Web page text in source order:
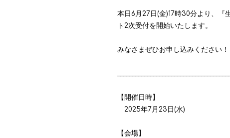
本日 6 月 27 日 (金)17時30分より、『
ト 2次受付を開始いたします。
みなさまぜひお申し込みください！
【開催日時】
2025年7 月 23 日 (水)
【会場】